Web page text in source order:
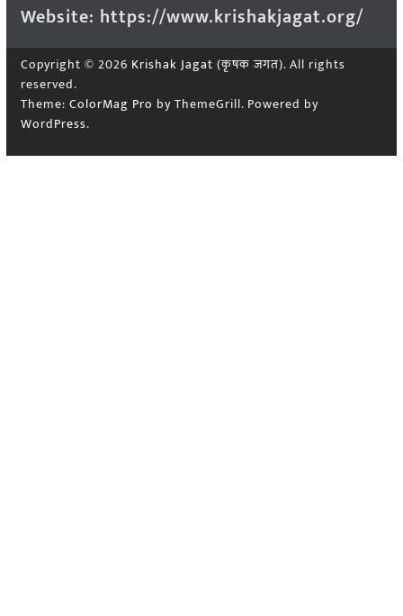
Website: https://www.krishakjagat.org/
Copyright © 2026 Krishak Jagat (कृषक जगत). All rights
reserved.
Theme: ColorMag Pro by ThemeGrill. Powered by
WordPress.